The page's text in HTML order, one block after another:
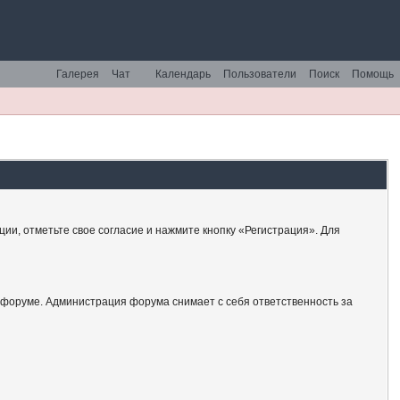
Помощь
Поиск
Пользователи
Календарь
Чат
Галерея
отметьте свое согласие и нажмите кнопку «Регистрация». Для
Администрация форума снимает с себя ответственность за